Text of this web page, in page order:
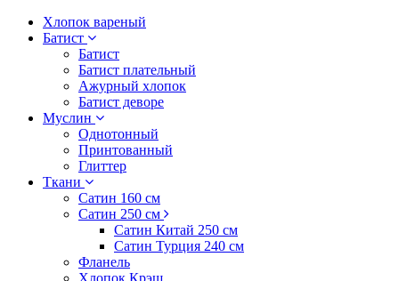
Хлопок вареный
Батист
Батист
Батист плательный
Ажурный хлопок
Батист деворе
Муслин
Однотонный
Принтованный
Глиттер
Ткани
Сатин 160 см
Сатин 250 см
Сатин Китай 250 см
Сатин Турция 240 см
Фланель
Хлопок Крэш